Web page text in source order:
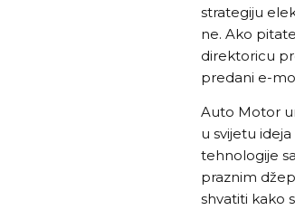
strategiju
ne. Ako
direktoricu
predani e-
Auto Motor
u svijetu
tehnologije
praznim
shvatiti kako